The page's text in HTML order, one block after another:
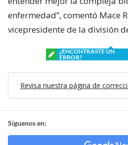
enfermedad”, comentó Mace
vicepresidente de la división
¿ENCONTRASTE UN
ERROR?
Revisa nuestra página de
Síguenos en: